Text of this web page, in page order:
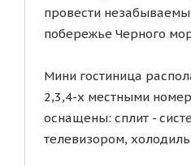
провести
побережье Черного
Мини гостиница
2,3,4-х местными
оснащены: сплит -
телевизором,